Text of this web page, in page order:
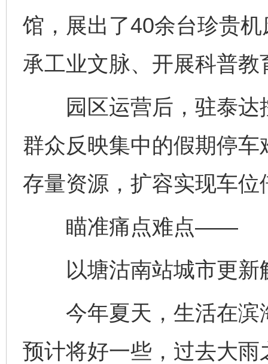
馆，展出了40余台珍贵
承工业文脉、开展科普教
园区运营后，驻泰达
群众反映集中的假期停
存量资源，扩容实现车位
瞄准痛点难点——
以塘沽南站城市更新
今年夏天，生活在滨
预计将好一些，过去大